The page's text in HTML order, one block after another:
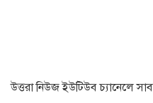
উত্তরা নিউজ ইউটিউব চ্যানেলে